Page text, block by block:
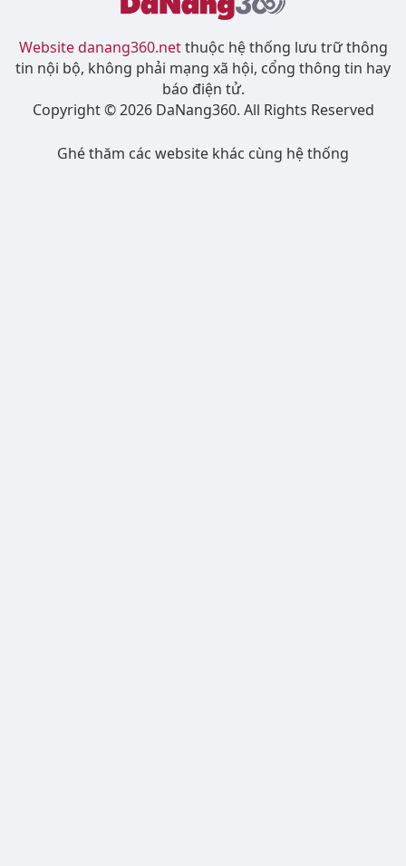
Website danang360.netthuộc hệ thống lưu trữ thông
tin nội bộ, không phải mạng xã hội, cổng thông tin hay
báo điện tử.
Copyright © 2026 DaNang360. All Rights Reserved
Ghé thăm các website khác cùng hệ thống